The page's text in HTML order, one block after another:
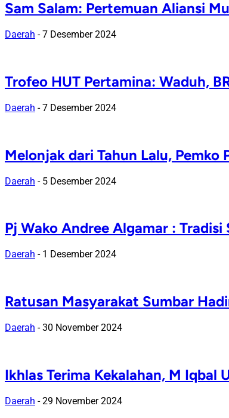
Sam Salam: Pertemuan Aliansi
Daerah - 7 Desember 2024
Trofeo HUT Pertamina: Waduh,
Daerah - 7 Desember 2024
Melonjak dari Tahun Lalu,
Daerah - 5 Desember 2024
Pj Wako Andree Algamar :
Daerah - 1 Desember 2024
Ratusan Masyarakat Sumbar
Daerah - 30 November 2024
Ikhlas Terima Kekalahan, M Iqbal
Daerah - 29 November 2024